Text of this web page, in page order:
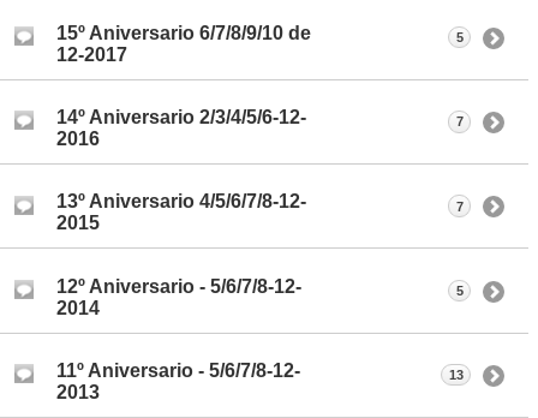
15º Aniversario 6/7/8/9/10 de
12-2017
5
14º Aniversario 2/3/4/5/6-12-
2016
7
13º Aniversario 4/5/6/7/8-12-
2015
7
12º Aniversario - 5/6/7/8-12-
2014
5
11º Aniversario - 5/6/7/8-12-
2013
13